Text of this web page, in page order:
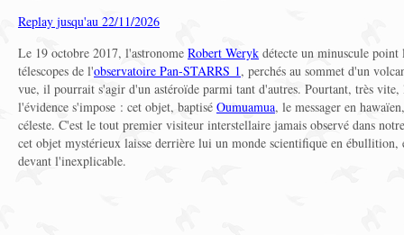
Replay jusqu'au 22/11/2026
Le 19 octobre 2017, l'astronome Robert Weryk détecte un minuscule
télescopes de l'observatoire Pan-STARRS 1, perchés au sommet d'un
vue, il pourrait s'agir d'un astéroïde parmi tant d'autres. Pourtant, très vite,
l'évidence s'impose : cet objet, baptisé Oumuamua, le messager en
céleste. C'est le tout premier visiteur interstellaire jamais observé dans
cet objet mystérieux laisse derrière lui un monde scientifique en ébullition,
devant l'inexplicable.